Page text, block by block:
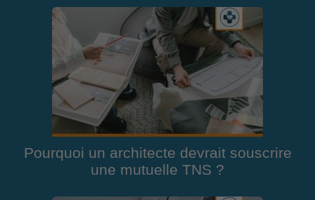
Pourquoi un architecte devrait souscrire
une mutuelle TNS ?